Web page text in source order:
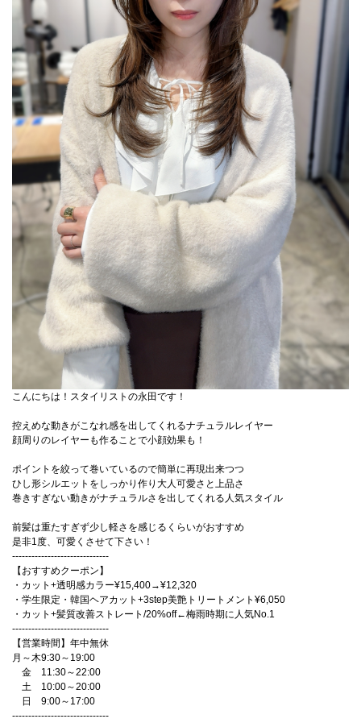
こんにちは！スタイリストの永田です！
控えめな動きがこなれ感を出してくれるナチュラルレイヤー
顔周りのレイヤーも作ることで小顔効果も！
ポイントを絞って巻いているので簡単に再現出来つつ
ひし形シルエットをしっかり作り大人可愛さと上品さ
巻きすぎない動きがナチュラルさを出してくれる人気スタイル
前髪は重たすぎず少し軽さを感じるくらいがおすすめ
是非1度、可愛くさせて下さい！
------------------------------
【おすすめクーポン】
・カット+透明感カラー¥15,400→¥12,320
・学生限定・韓国ヘアカット+3step美艶トリートメント¥6,050
・カット+髪質改善ストレート/20%off←梅雨時期に人気No.1
------------------------------
【営業時間】年中無休
月～木9:30～19:00
金 11:30～22:00
土 10:00～20:00
日 9:00～17:00
------------------------------